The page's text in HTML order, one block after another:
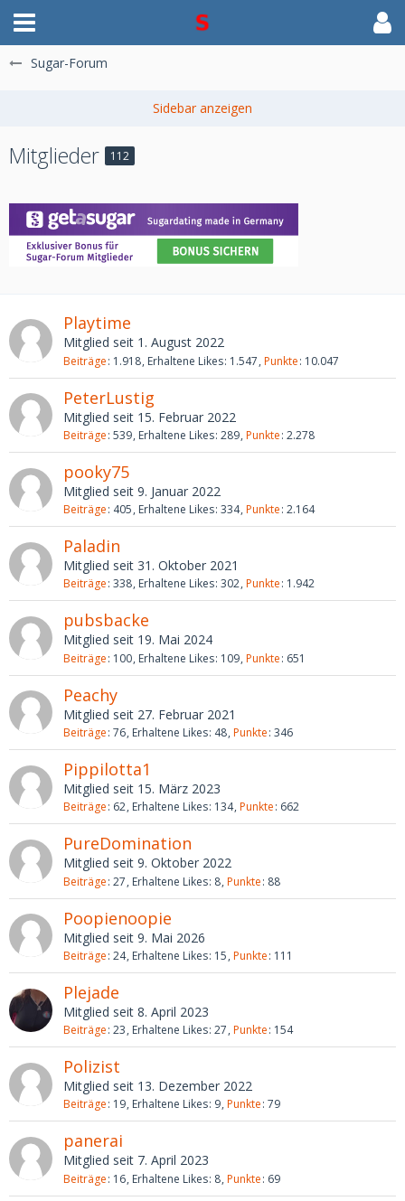
Sugar-Forum
Mitglieder 112
Playtime
Mitglied seit 1. August 2022
Beiträge 1.918 Erhaltene Likes 1.547 Punkte 10.047
PeterLustig
Mitglied seit 15. Februar 2022
Beiträge 539 Erhaltene Likes 289 Punkte 2.278
pooky75
Mitglied seit 9. Januar 2022
Beiträge 405 Erhaltene Likes 334 Punkte 2.164
Paladin
Mitglied seit 31. Oktober 2021
Beiträge 338 Erhaltene Likes 302 Punkte 1.942
pubsbacke
Mitglied seit 19. Mai 2024
Beiträge 100 Erhaltene Likes 109 Punkte 651
Peachy
Mitglied seit 27. Februar 2021
Beiträge 76 Erhaltene Likes 48 Punkte 346
Pippilotta1
Mitglied seit 15. März 2023
Beiträge 62 Erhaltene Likes 134 Punkte 662
PureDomination
Mitglied seit 9. Oktober 2022
Beiträge 27 Erhaltene Likes 8 Punkte 88
Poopienoopie
Mitglied seit 9. Mai 2026
Beiträge 24 Erhaltene Likes 15 Punkte 111
Plejade
Mitglied seit 8. April 2023
Beiträge 23 Erhaltene Likes 27 Punkte 154
Polizist
Mitglied seit 13. Dezember 2022
Beiträge 19 Erhaltene Likes 9 Punkte 79
panerai
Mitglied seit 7. April 2023
Beiträge 16 Erhaltene Likes 8 Punkte 69